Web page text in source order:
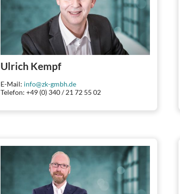
Ulrich Kempf
E-Mail: info@zk-gmbh.de
Telefon: +49 (0) 340 / 21 72 55 02